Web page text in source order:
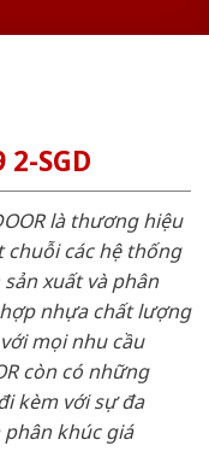
2-SGD
là thương hiệu
các hệ thống
sản xuất và phân
nhựa chất lượng
mọi nhu cầu
còn có những
kèm với sự đa
phân khúc giá